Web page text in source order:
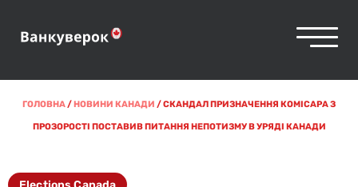
ГОЛОВНА/НОВИНИ КАНАДИ /СКАНДАЛ ПРИЗНАЧЕННЯ КОМІСАРА З
ПРОЗОРОСТІ ПОСТАВИВ ПИТАННЯ НЕПОТИЗМУ В УРЯДІ КАНАДИ